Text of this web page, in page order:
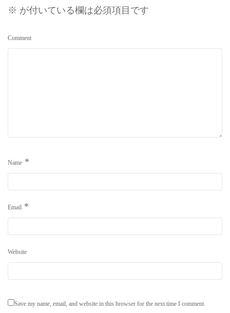
※ が付いている欄は必須項目です
Comment
Name *
Email *
Website
Save my name, email, and website in this browser for the next time I comment.